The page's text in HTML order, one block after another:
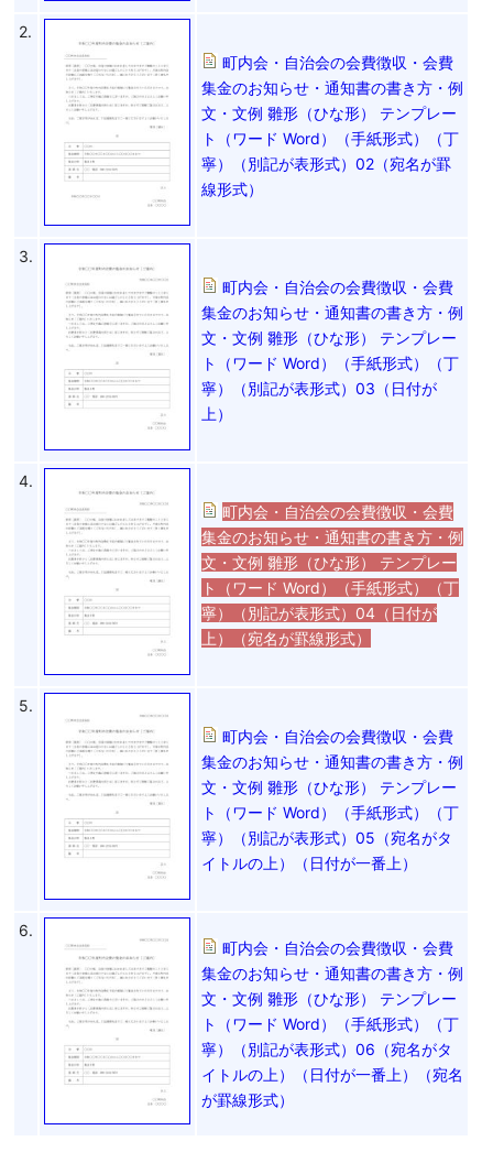
2.
町内会・自治会の会費徴収・会費
集金のお知らせ・通知書の書き方・例
文・文例 雛形（ひな形） テンプレー
ト（ワード Word）（手紙形式）（丁
寧）（別記が表形式）02（宛名が罫
線形式）
3.
町内会・自治会の会費徴収・会費
集金のお知らせ・通知書の書き方・例
文・文例 雛形（ひな形） テンプレー
ト（ワード Word）（手紙形式）（丁
寧）（別記が表形式）03（日付が
上）
4.
町内会・自治会の会費徴収・会費
集金のお知らせ・通知書の書き方・例
文・文例 雛形（ひな形） テンプレー
ト（ワード Word）（手紙形式）（丁
寧）（別記が表形式）04（日付が
上）（宛名が罫線形式）
5.
町内会・自治会の会費徴収・会費
集金のお知らせ・通知書の書き方・例
文・文例 雛形（ひな形） テンプレー
ト（ワード Word）（手紙形式）（丁
寧）（別記が表形式）05（宛名がタ
イトルの上）（日付が一番上）
6.
町内会・自治会の会費徴収・会費
集金のお知らせ・通知書の書き方・例
文・文例 雛形（ひな形） テンプレー
ト（ワード Word）（手紙形式）（丁
寧）（別記が表形式）06（宛名がタ
イトルの上）（日付が一番上）（宛名
が罫線形式）